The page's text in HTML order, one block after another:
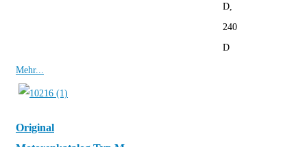
D,
240
D
Mehr...
Original